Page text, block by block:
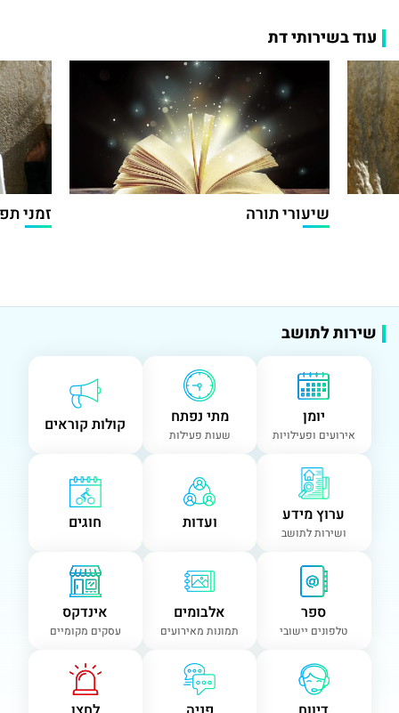
עוד בשירותי דת
שיעורי תורה זמני
שירות לתושב
יומן
אירועים ופעילויות
מתי נפתח
שעות פעילות קולות קוראים
ערוץ מידע
ושירות לתושב ועדות חוגים
ספר
טלפונים יישובי
אלבומים
תמונות מאירועים
אינדקס
עסקים מקומיים